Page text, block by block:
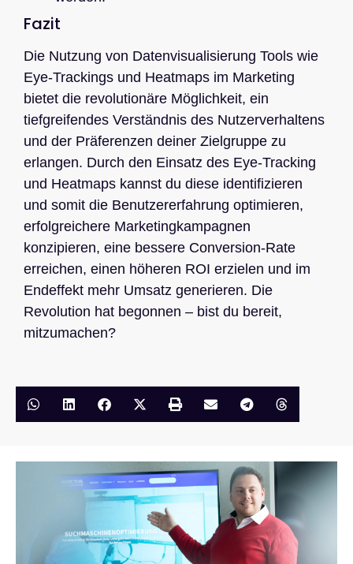
Fazit
Die Nutzung von Datenvisualisierung Tools wie
Eye-Trackings und Heatmaps im Marketing
bietet die revolutionäre Möglichkeit, ein
tiefgreifendes Verständnis des Nutzerverhaltens
und der Präferenzen deiner Zielgruppe zu
erlangen. Durch den Einsatz des Eye-Tracking
und Heatmaps kannst du diese identifizieren
und somit die Benutzererfahrung optimieren,
erfolgreichere Marketingkampagnen
konzipieren, eine bessere Conversion-Rate
erreichen, einen höheren ROI erzielen und im
Endeffekt mehr Umsatz generieren. Die
Revolution hat begonnen – bist du bereit,
mitzumachen?